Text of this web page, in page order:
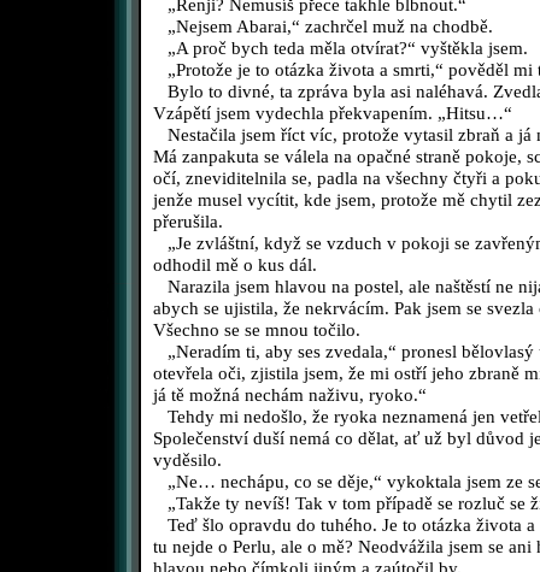
„Renji? Nemusíš přece takhle blbnout.“
„Nejsem Abarai,“ zachrčel muž na chodbě.
„A proč bych teda měla otvírat?“ vyštěkla jsem.
„Protože je to otázka života a smrti,“ pověděl mi
Bylo to divné, ta zpráva byla asi naléhavá.
Vzápětí jsem vydechla překvapením. „Hitsu…“
Nestačila jsem říct víc, protože vytasil zbraň a já
Má zanpakuta se válela na opačné straně pokoje,
očí, zneviditelnila se, padla na všechny čtyři a
jenže musel vycítit, kde jsem, protože mě chytil
přerušila.
„Je zvláštní, když se vzduch v pokoji se
odhodil mě o kus dál.
Narazila jsem hlavou na postel, ale naštěstí ne
abych se ujistila, že nekrvácím. Pak jsem se
Všechno se se mnou točilo.
„Neradím ti, aby ses zvedala,“ pronesl
otevřela oči, zjistila jsem, že mi ostří jeho zbraně
já tě možná nechám naživu, ryoko.“
Tehdy mi nedošlo, že ryoka neznamená jen
Společenství duší nemá co dělat, ať už byl důvod
vyděsilo.
„Ne… nechápu, co se děje,“ vykoktala jsem ze
„Takže ty nevíš! Tak v tom případě se rozluč se
Teď šlo opravdu do tuhého. Je to otázka života
tu nejde o Perlu, ale o mě? Neodvážila jsem se
hlavou nebo čímkoli jiným a zaútočil by.